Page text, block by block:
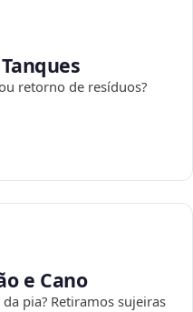
retorno de resíduos?
e Cano
pia? Retiramos sujeiras